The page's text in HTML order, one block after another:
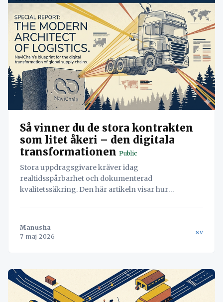
Så vinner du de stora kontrakten
som litet åkeri – den digitala
transformationen Public
Stora uppdragsgivare kräver idag
realtidsspårbarhet och dokumenterad
kvalitetssäkring. Den här artikeln visar hur
Manusha
7 maj 2026
sv